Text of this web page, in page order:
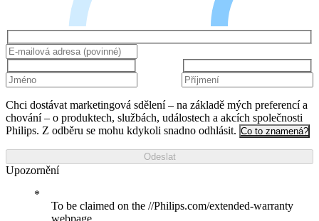
Chci dostávat marketingová sdělení – na základě mých preferencí a
chování – o produktech, službách, událostech a akcích společnosti
Philips. Z odběru se mohu kdykoli snadno odhlásit. Co to znamená?
Odeslat
Upozornění
To be claimed on the //Philips.com/extended-warranty